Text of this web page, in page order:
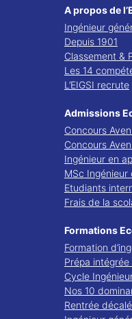
A propos de
Ingénieur
Depuis 1901
Classement &
Les 14
L’EIGSI recrute
Admissions
Concours
Concours
Ingénieur en
MSc Ingénieur
Etudiants
Frais de la
Formations
Formation
Prépa intégrée
Cycle
Nos 10
Rentrée